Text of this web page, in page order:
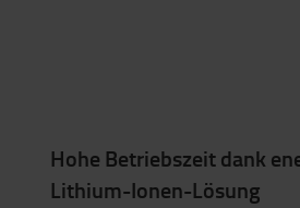
Hohe Betriebszeit dank
Lithium-Ionen-Lösung